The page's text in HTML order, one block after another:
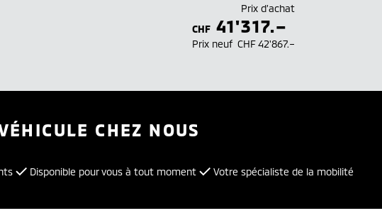
Prix d’achat
CHF 41'317.–
Prix neuf CHF 42'867.–
CHEZ NOUS
Disponible pour vous à tout moment Votre spécialiste de la mobilité